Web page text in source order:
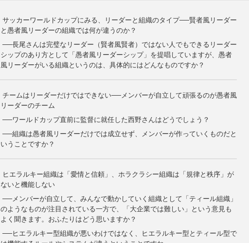
サッカーワールドカップにみる、リーダーと組織のタイプ──賢者風リーダー
と愚者風リーダーの組織では何が違うのか？
──長尾さんは完璧なリーダー（賢者風賢者）ではない人でもできるリーダー
シップのあり方として「愚者風リーダーシップ」を提唱していますが、愚者
風リーダーがいる組織というのは、具体的にはどんなものですか？
チームはリーダーだけではできない──メンバーが自立して頑張るのが愚者風
リーダーのチーム
──ワールドカップ直前に監督に就任した西野さんはどうでしょう？
──組織は愚者風リーダーだけでは成立せず、メンバーが作っていくものだと
いうことですか？
ヒエラルキー組織は「愛情と信頼」、ホラクラシー組織は「規律と秩序」が
ないと機能しない
──メンバーが自立して、みんなで動かしていく組織として「ティール組織」
のようなものが注目されている一方で、「大企業では難しい」という意見も
よく聞きます。おふたりはどう思いますか？
──ヒエラルキー型組織が悪いわけではなく、ヒエラルキー型とティール型で